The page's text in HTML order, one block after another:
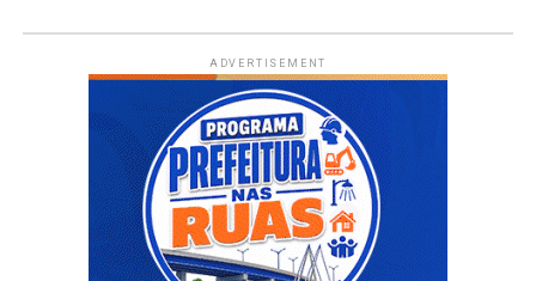
ADVERTISEMENT